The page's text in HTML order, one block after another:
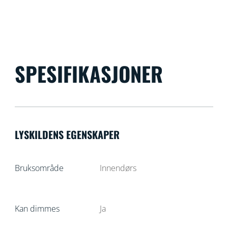
SPESIFIKASJONER
LYSKILDENS EGENSKAPER
Bruksområde Innendørs
Kan dimmes Ja